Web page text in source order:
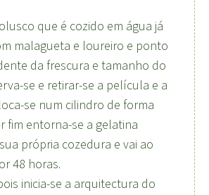
que é cozido em água já
malagueta e loureiro e ponto
da frescura e tamanho do
se e retirar-se a película e a
se num cilindro de forma
fim entorna-se a gelatina
própria cozedura e vai ao
48 horas.
inicia-se a arquitectura do